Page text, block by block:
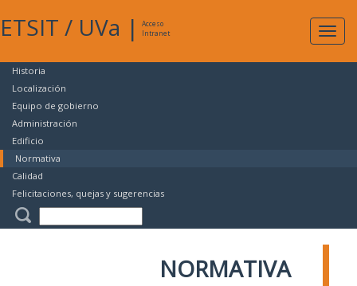
ETSIT / UVa |
Acceso
Intranet
Historia
Localización
Equipo de gobierno
Administración
Edificio
Normativa
Calidad
Felicitaciones, quejas y sugerencias
NORMATIVA